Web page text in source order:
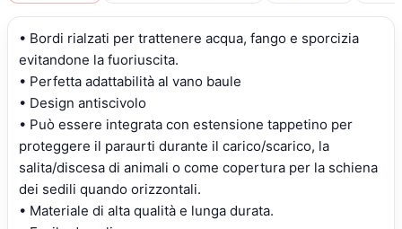
• Bordi rialzati per trattenere acqua, fango e sporcizia
evitandone la fuoriuscita.
• Perfetta adattabilità al vano baule
• Design antiscivolo
• Può essere integrata con estensione tappetino per
proteggere il paraurti durante il carico/scarico, la
salita/discesa di animali o come copertura per la schiena
dei sedili quando orizzontali.
• Materiale di alta qualità e lunga durata.